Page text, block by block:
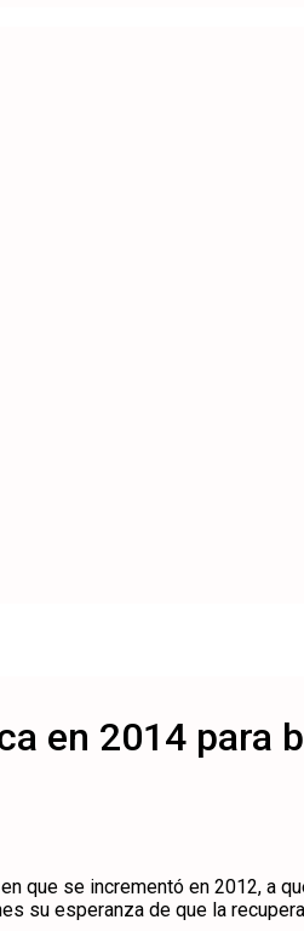
en 2014 para
que se incrementó en 2012, a
esperanza de que la